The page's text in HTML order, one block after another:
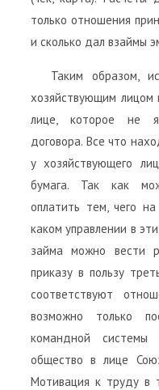
только отношения
и сколько дал взаймы
Таким образом,
хозяйствующим лицом
лице, которое не
договора. Все что
у хозяйствующего
бумага. Так как
оплатить тем, чего
каком управлении в
займа можно вести
приказу в пользу
соответствуют
возможно только
командной системы
общество в лице
Мотивация к труду в